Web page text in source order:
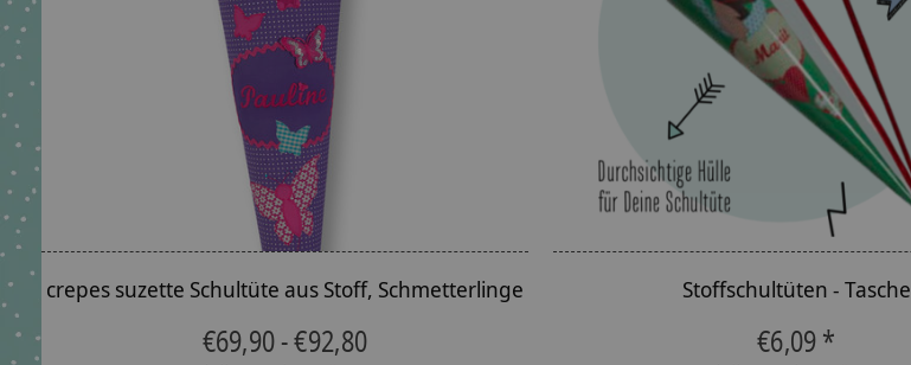
crepes suzette Schultüte aus Stoff, Schmetterlinge
€69,90 - €92,80
Stoffschultüten - Tasche
€6,09 *